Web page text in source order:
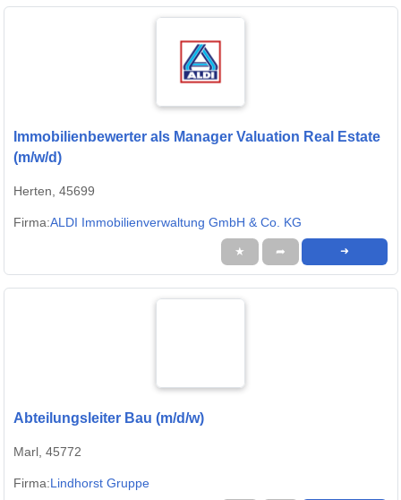
Immobilienbewerter als Manager Valuation Real Estate
(m/w/d)
Herten, 45699
Firma:ALDI Immobilienverwaltung GmbH & Co. KG
★ ➦ ➜
Abteilungsleiter Bau (m/d/w)
Marl, 45772
Firma:Lindhorst Gruppe